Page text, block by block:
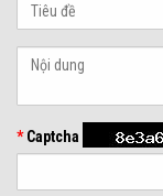
*Captcha